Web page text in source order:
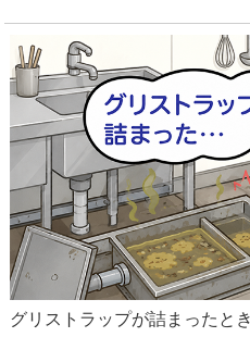
グリストラップが詰まったと